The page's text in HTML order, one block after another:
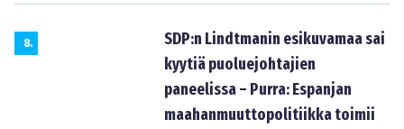
8.
SDP:n Lindtmanin esikuvamaa sai
kyytiä puoluejohtajien
paneelissa – Purra: Espanjan
maahanmuuttopolitiikka toimii